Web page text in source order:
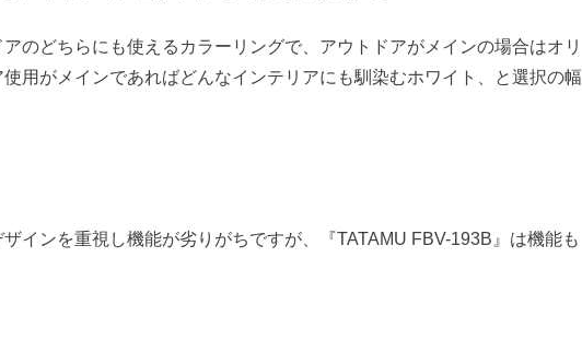
のどちらにも使えるカラーリングで、アウトドアがメインの場合はオリ
用がメインであればどんなインテリアにも馴染むホワイト、と選択の幅
インを重視し機能が劣りがちですが、『TATAMU FBV-193B』は機能も